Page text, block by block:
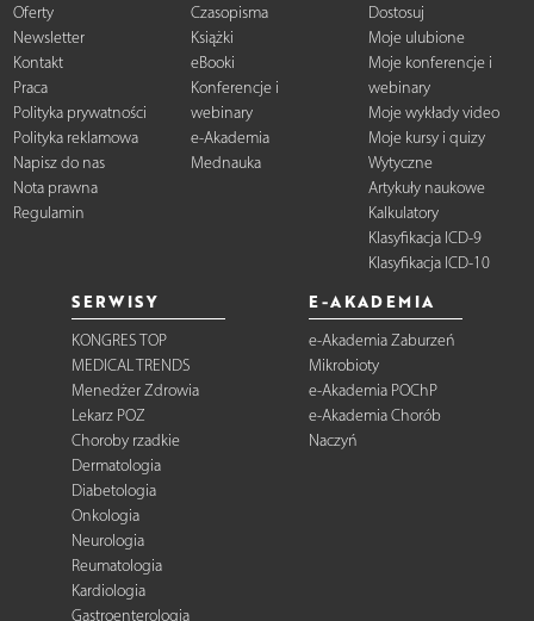
Oferty
Newsletter
Kontakt
Praca
Polityka prywatności
Polityka reklamowa
Napisz do nas
Nota prawna
Regulamin
Czasopisma
Książki
eBooki
Konferencje i
webinary
e-Akademia
Mednauka
Dostosuj
Moje ulubione
Moje konferencje i
webinary
Moje wykłady video
Moje kursy i quizy
Wytyczne
Artykuły naukowe
Kalkulatory
Klasyfikacja ICD-9
Klasyfikacja ICD-10
SERWISY
KONGRES TOP
MEDICAL TRENDS
Menedżer Zdrowia
Lekarz POZ
Choroby rzadkie
Dermatologia
Diabetologia
Onkologia
Neurologia
Reumatologia
Kardiologia
Gastroenterologia
E-AKADEMIA
e-Akademia Zaburzeń
Mikrobioty
e-Akademia POChP
e-Akademia Chorób
Naczyń